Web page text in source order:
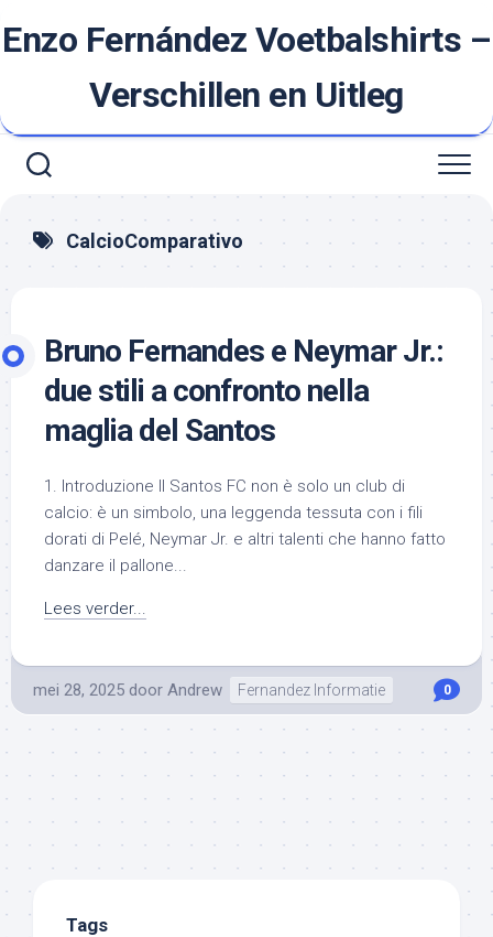
naar
Enzo Fernández Voetbalshirts –
Verschillen en Uitleg
CalcioComparativo
Bruno Fernandes e Neymar Jr.:
due stili a confronto nella
maglia del Santos
1. Introduzione Il Santos FC non è solo un club di
calcio: è un simbolo, una leggenda tessuta con i fili
dorati di Pelé, Neymar Jr. e altri talenti che hanno fatto
danzare il pallone...
Lees verder...
mei 28, 2025 door Andrew Fernandez Informatie 0
Tags